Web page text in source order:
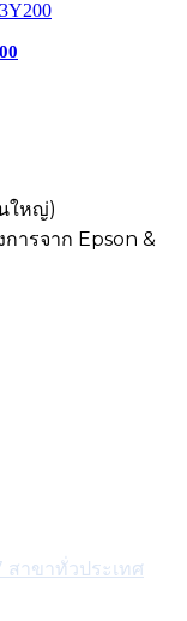
ใหญ่)
ารจาก Epson &
สาขาทั่วประเทศ